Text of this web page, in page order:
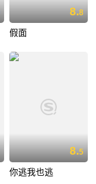
8.8
假面
8.5
你逃我也逃